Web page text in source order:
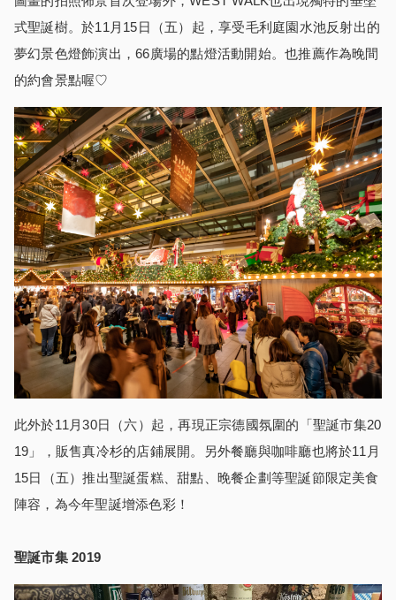
式聖誕樹。於11 月 15日（五）起，享受毛利庭園水池反射出的
夢幻景色燈飾演出，66廣場的點燈活動開始。也推薦作為晚間
的約會景點喔♡
此外於11 月30日（六）起，再現正宗德國氛圍的「聖誕市集20
19 」，販售真冷杉的店鋪展開。另外餐廳與咖啡廳也將於11 月
15日（五）推出聖誕蛋糕、甜點、晚餐企劃等聖誕節限定美食
陣容，為今年聖誕增添色彩！
聖誕市集 2019